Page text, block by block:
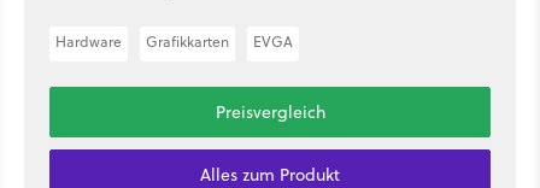
Hardware Grafikkarten EVGA
Preisvergleich
Alles zum Produkt